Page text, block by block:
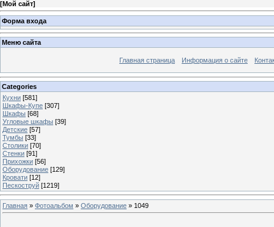
[Мой сайт]
Форма входа
Меню сайта
Главная страница Информация о сайте
Categories
Кухни [581]
Шкафы-Купе [307]
Шкафы [68]
Угловые шкафы [39]
Детские [57]
Тумбы [33]
Столики [70]
Стенки [91]
Прихожки [56]
Оборудование [129]
Кровати [12]
Пескоструй [1219]
Главная » Фотоальбом » Оборудование » 1049